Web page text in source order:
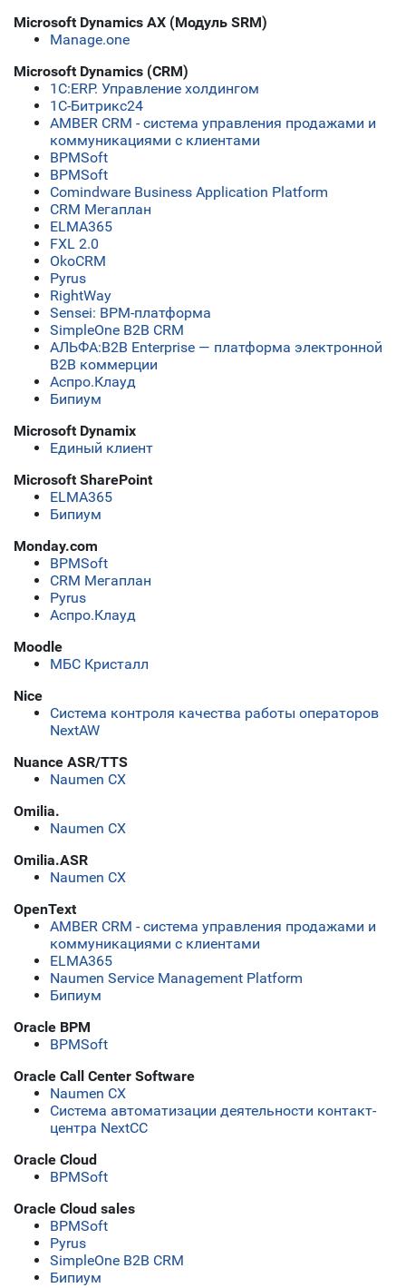
Microsoft Dynamics AX (Модуль SRM)
Manage.one
Microsoft Dynamics (CRM)
1С:ERP. Управление холдингом
1С-Битрикс24
AMBER CRM - система управления продажами и
коммуникациями с клиентами
BPMSoft
BPMSoft
Comindware Business Application Platform
CRM Мегаплан
ELMA365
FXL 2.0
OkoCRM
Pyrus
RightWay
Sensei: BPM-платформа
SimpleOne B2B CRM
АЛЬФА:B2B Enterprise — платформа электронной
B2B коммерции
Аспро.Клауд
Бипиум
Microsoft Dynamix
Единый клиент
Microsoft SharePoint
ELMA365
Бипиум
Monday.com
BPMSoft
CRM Мегаплан
Pyrus
Аспро.Клауд
Moodle
МБС Кристалл
Nice
Cистема контроля качества работы операторов
NextAW
Nuance ASR/TTS
Naumen CX
Omilia.
Naumen CX
Omilia.ASR
Naumen CX
OpenText
AMBER CRM - система управления продажами и
коммуникациями с клиентами
ELMA365
Naumen Service Management Platform
Бипиум
Oracle BPM
BPMSoft
Oracle Call Center Software
Naumen CX
Система автоматизации деятельности контакт-
центра NextCC
Oracle Cloud
BPMSoft
Oracle Cloud sales
BPMSoft
Pyrus
SimpleOne B2B CRM
Бипиум